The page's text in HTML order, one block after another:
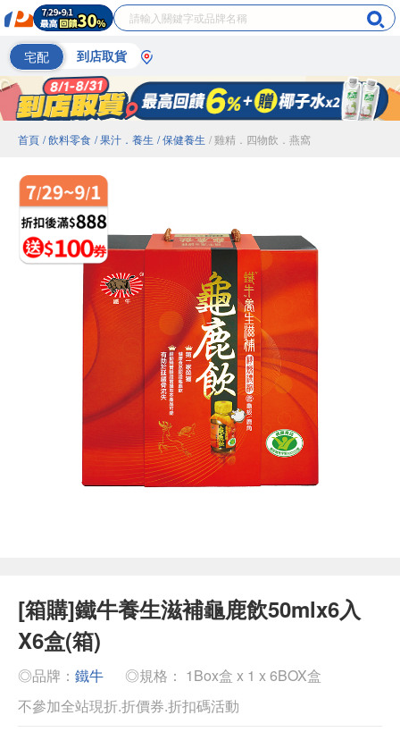
宅配 到店取貨
首頁 / 飲料零食 / 果汁．養生 / 保健養生 / 雞精．四物飲．燕窩
[箱購]鐵牛養生滋補龜鹿飲50mlx6入
X6盒(箱)
◎品牌： 鐵牛
◎規格： 1Box盒 x 1 x 6BOX盒
不參加全站現折.折價券.折扣碼活動